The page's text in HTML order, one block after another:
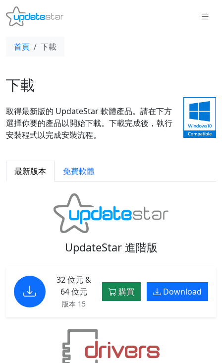
首頁 下載
下載
取得最新版的 UpdateStar 軟體產品。請在下方
選擇你要的產品以開始下載。下載完成後，執行
安裝程式以完成安裝流程。
最新版本 免費軟體
UpdateStar 進階版
32 位元 &
64 位元
版本 15
購買 Download